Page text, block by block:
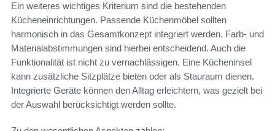
Ein weiteres wichtiges Kriterium sind die bestehenden
Kücheneinrichtungen. Passende Küchenmöbel sollten
harmonisch in das Gesamtkonzept integriert werden. Farb- und
Materialabstimmungen sind hierbei entscheidend. Auch die
Funktionalität ist nicht zu vernachlässigen. Eine Kücheninsel
kann zusätzliche Sitzplätze bieten oder als Stauraum dienen.
Integrierte Geräte können den Alltag erleichtern, was gezielt bei
der Auswahl berücksichtigt werden sollte.